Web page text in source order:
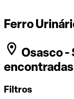
Ferro
Osasco -
encontradas
Filtros